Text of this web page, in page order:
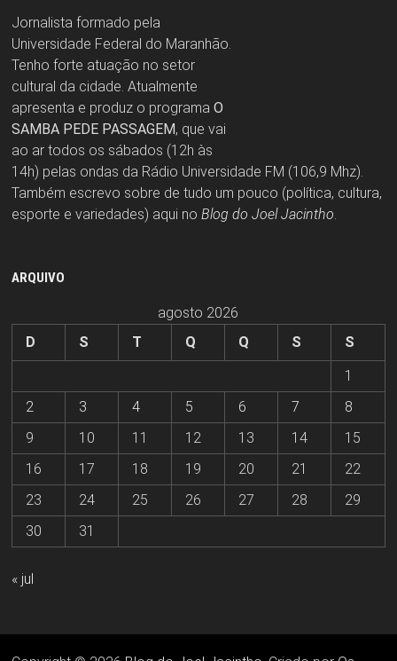
Jornalista formado pela
Universidade Federal do Maranhão.
Tenho forte atuação no setor
cultural da cidade. Atualmente
apresenta e produz o programa O
SAMBA PEDE PASSAGEM, que vai
ao ar todos os sábados (12h às
14h) pelas ondas da Rádio Universidade FM (106,9 Mhz).
Também escrevo sobre de tudo um pouco (política, cultura,
esporte e variedades) aqui no Blog do Joel Jacintho.
ARQUIVO
agosto 2026
D
S T Q Q S
S
1
2
3 4 5 6 7
8
9
10 11 12 13 14
15
16
17 18 19 20 21
22
23
24 25 26 27 28
29
30
31
« jul